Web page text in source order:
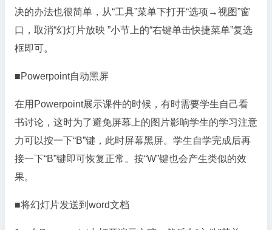
决的办法也很简单，从“工具”菜单下打开“选项→视图”窗
口，取消“幻灯片放映 ”小节上的“右键单击快捷菜单”复选
框即可。
■Powerpoint自动黑屏
在用Powerpoint展示课件的时候，有时需要学生自己看
书讨论，这时为了避免屏幕上的图片影响学生的学习注意
力可以按一下“B”键，此时屏幕黑屏。学生自学完成后再
接一下“B”键即可恢复正常。按“W”键也会产生类似的效
果。
■将幻灯片发送到word文档